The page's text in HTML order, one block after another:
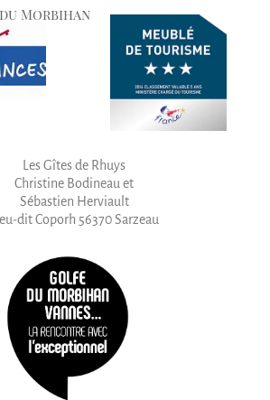
Les Gîtes de Rhuys
Christine Bodineau et
Sébastien Herviault
dit Coporh 56370 Sarzeau
Morbihan